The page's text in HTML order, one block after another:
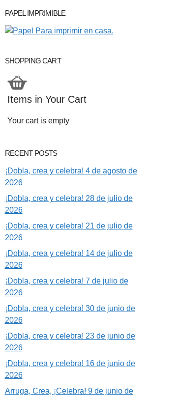
PAPEL IMPRIMIBLE
SHOPPING CART
Items in Your Cart
Your cart is empty
RECENT POSTS
¡Dobla, crea y celebra! 4 de agosto de
2026
¡Dobla, crea y celebra! 28 de julio de
2026
¡Dobla, crea y celebra! 21 de julio de
2026
¡Dobla, crea y celebra! 14 de julio de
2026
¡Dobla, crea y celebra! 7 de julio de
2026
¡Dobla, crea y celebra! 30 de junio de
2026
¡Dobla, crea y celebra! 23 de junio de
2026
¡Dobla, crea y celebra! 16 de junio de
2026
Arruga, Crea, ¡Celebra! 9 de junio de